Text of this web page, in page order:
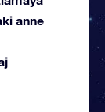
anne